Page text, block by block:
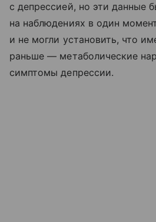
с депрессией, но эти данные
на наблюдениях в один
и не могли установить, что
раньше — метаболические
симптомы депрессии.